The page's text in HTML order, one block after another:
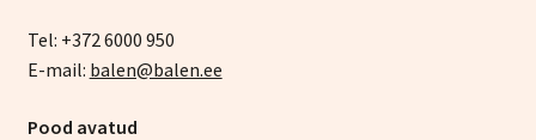
Tel: +372 6000 950
E-mail: balen@balen.ee
Pood avatud